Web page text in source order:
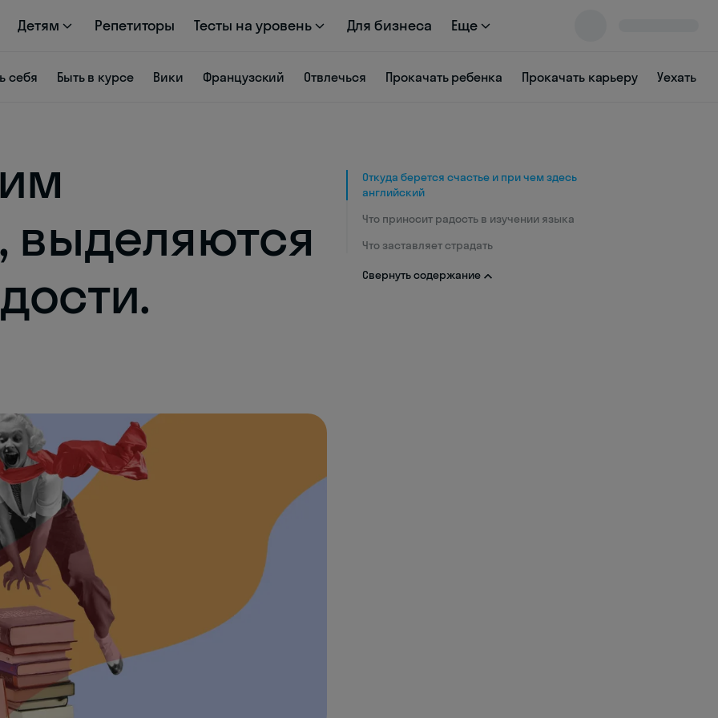
Детям Репетиторы Тесты на уровень Для бизнеса Еще
себя Быть в курсе Вики Французский Отвлечься Прокачать ребенка Прокачать карьеру Уехать
выделяются
Откуда берется счастье и при чем здесь
английский
Что приносит радость в изучении языка
Что заставляет страдать
Свернуть содержание